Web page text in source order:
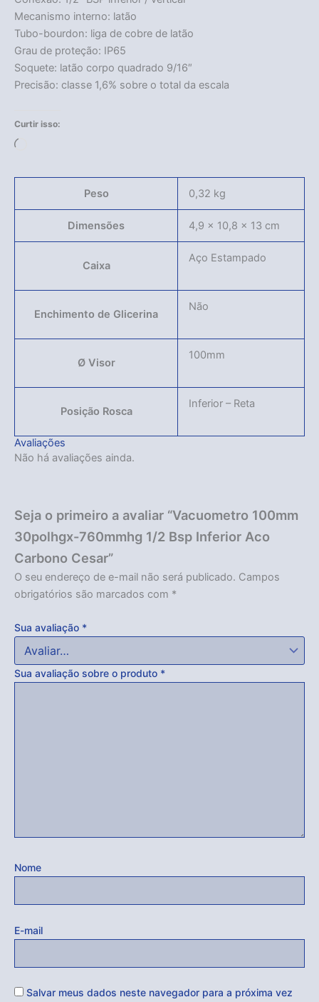
Mecanismo interno: latão
Tubo-bourdon: liga de cobre de latão
Grau de proteção: IP65
Soquete: latão corpo quadrado 9/16″
Precisão: classe 1,6% sobre o total da escala
Curtir isso:
Peso 0,32 kg
Dimensões 4,9 × 10,8 × 13 cm
Caixa
Aço Estampado
Enchimento de Glicerina
Não
Ø Visor
100mm
Posição Rosca
Inferior – Reta
Avaliações
Não há avaliações ainda.
Seja o primeiro a avaliar “Vacuometro 100mm
30polhgx-760mmhg 1/2 Bsp Inferior Aco
Carbono Cesar”
O seu endereço de e-mail não será publicado. Campos
obrigatórios são marcados com *
Sua avaliação *
Sua avaliação sobre o produto *
Nome
E-mail
Salvar meus dados neste navegador para a próxima vez